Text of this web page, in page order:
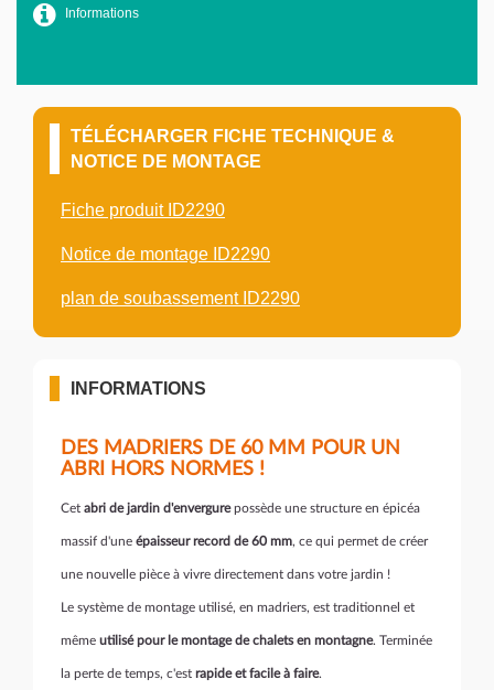
Informations
TÉLÉCHARGER FICHE TECHNIQUE &
NOTICE DE MONTAGE
Fiche produit ID2290
Notice de montage ID2290
plan de soubassement ID2290
INFORMATIONS
DES MADRIERS DE 60 MM POUR UN
ABRI HORS NORMES !
Cet abri de jardin d'envergurepossède une structure en épicéa
massif d'une épaisseur record de 60 mm, ce qui permet de créer
une nouvelle pièce à vivre directement dans votre jardin !
Le système de montage utilisé, en madriers, est traditionnel et
même utilisé pour le montage de chalets en montagne. Terminée
la perte de temps, c'est rapide et facile à faire.